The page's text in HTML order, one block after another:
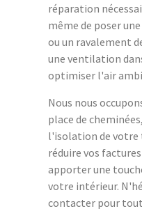
réparation
même de poser
ou un ravalement
une ventilation
optimiser l'air
Nous nous
place de
l'isolation de votre
réduire vos
apporter une
votre intérieur.
contacter pour